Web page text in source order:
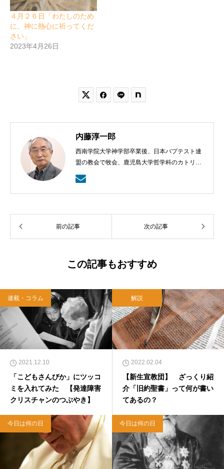
４月２６日「わたしのため
に、神に熱心に祈ってくだ
さい」
2023年4月26日
 
内藤淳一郎
西南学院大学神学部卒業後、日本バプテスト連
盟の教会で牧会、鹿児島大学哲学科のカトリッ
クの神学の学びから、鹿児島ラ・サール高校で
も教える。日本バプテスト連盟宣教室主事、日
本バプテスト連盟常務理事を８年間務める。
前の記事 次の記事
この記事もおすすめ
連載・コラム
2021.12.10
「こどもさんびか」にツッコ
ミを入れてみた 【発達障害
クリスチャンのつぶやき】
解説
2022.02.04
【新生宣教団】 ざっくり紹
介「旧約聖書」って何が書い
てあるの？
今日は何の日 今日は何の日